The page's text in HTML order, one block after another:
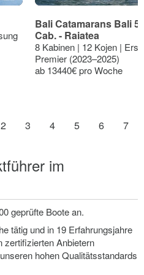
Bali Catamarans Bali
Cab. - Raiatea
8 Kabinen | 12 Kojen |
Premier (2023–2025)
ab 13440€ pro Woche
2 3 4 5 6 7
im
geprüfte Boote an.
tätig und in 19 Erfahrungsjahre
zertifizierten Anbietern
hohen Qualitätsstandards